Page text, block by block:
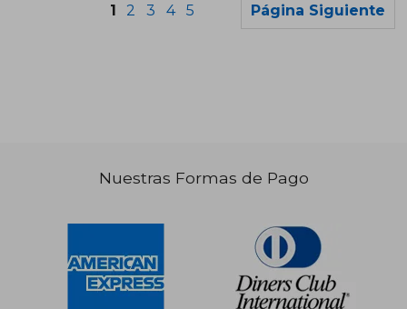
1 2 3 4 5 Página Siguiente
Nuestras Formas de Pago